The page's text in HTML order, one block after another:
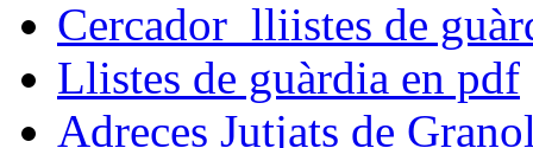
Cercador lliistes de
Llistes de guàrdia en pdf
Adreces Jutjats de